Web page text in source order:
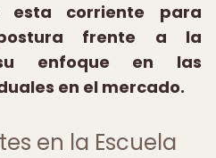
esta corriente para
frente a la
enfoque en las
en el mercado.
en la Escuela